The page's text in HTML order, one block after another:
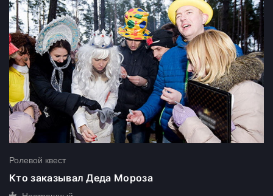
Ролевой квест
Кто заказывал Деда Мороза